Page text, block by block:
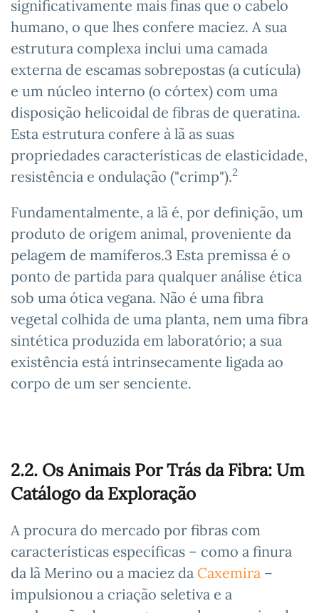
significativamente mais finas que o cabelo
humano, o que lhes confere maciez. A sua
estrutura complexa inclui uma camada
externa de escamas sobrepostas (a cutícula)
e um núcleo interno (o córtex) com uma
disposição helicoidal de fibras de queratina.
Esta estrutura confere à lã as suas
propriedades características de elasticidade,
resistência e ondulação ("crimp").2
Fundamentalmente, a lã é, por definição, um
produto de origem animal, proveniente da
pelagem de mamíferos.3 Esta premissa é o
ponto de partida para qualquer análise ética
sob uma ótica vegana. Não é uma fibra
vegetal colhida de uma planta, nem uma fibra
sintética produzida em laboratório; a sua
existência está intrinsecamente ligada ao
corpo de um ser senciente.
2.2. Os Animais Por Trás da Fibra: Um
Catálogo da Exploração
A procura do mercado por fibras com
características específicas – como a finura
da lã Merino ou a maciez da Caxemira –
impulsionou a criação seletiva e a